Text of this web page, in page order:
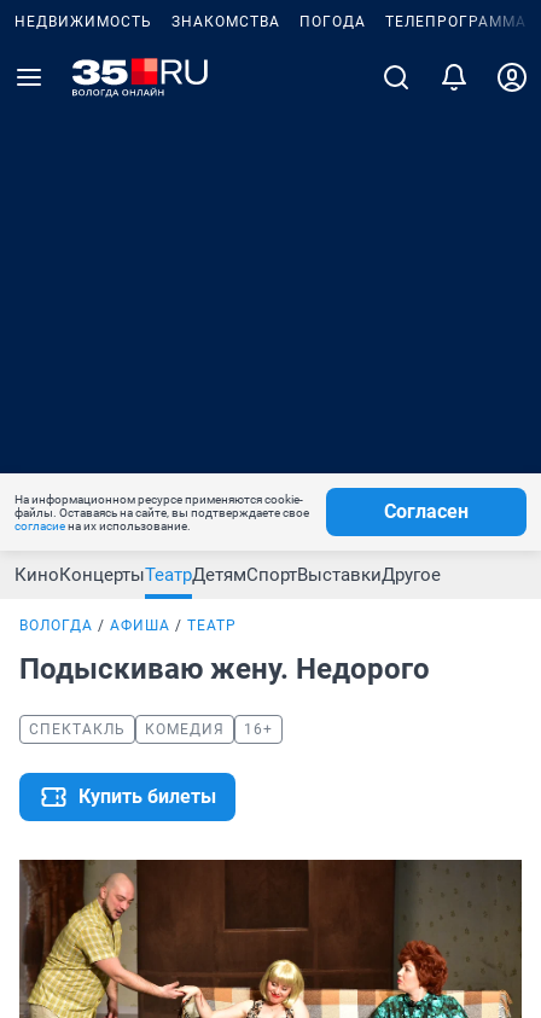
НЕДВИЖИМОСТЬ ЗНАКОМСТВА ПОГОДА ТЕЛЕПРОГРАММА
На информационном ресурсе применяются cookie-
файлы. Оставаясь на сайте, вы подтверждаете свое
согласиена их использование.
Согласен
КиноКонцертыТеатрДетямСпортВыставкиДругое
ВОЛОГДА АФИША ТЕАТР
Подыскиваю жену. Недорого
СПЕКТАКЛЬ КОМЕДИЯ 16+
Купить билеты